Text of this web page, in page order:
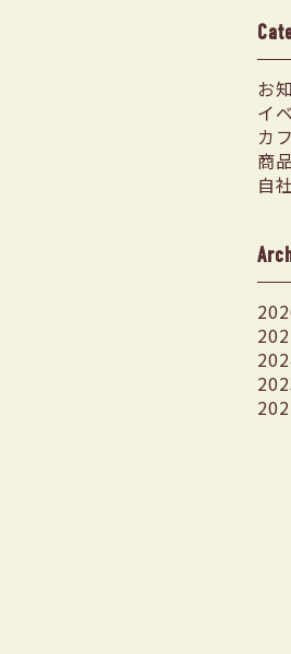
お
イ
カ
商
自